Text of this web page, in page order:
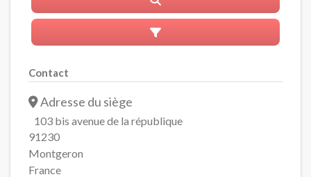
Advanced Filters
Contact
Adresse du siège
103 bis avenue de la république
91230
Montgeron
France